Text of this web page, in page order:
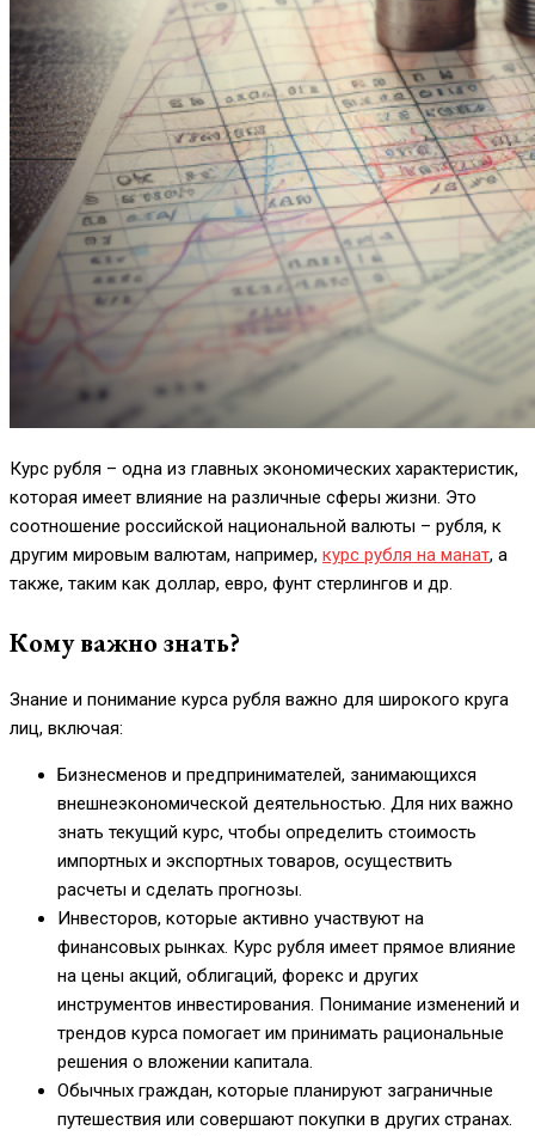
Курс рубля – одна из главных экономических характеристик,
которая имеет влияние на различные сферы жизни. Это
соотношение российской национальной валюты – рубля, к
другим мировым валютам, например, курс рубля на манат, а
также, таким как доллар, евро, фунт стерлингов и др.
Кому важно знать?
Знание и понимание курса рубля важно для широкого круга
лиц, включая:
Бизнесменов и предпринимателей, занимающихся
внешнеэкономической деятельностью. Для них важно
знать текущий курс, чтобы определить стоимость
импортных и экспортных товаров, осуществить
расчеты и сделать прогнозы.
Инвесторов, которые активно участвуют на
финансовых рынках. Курс рубля имеет прямое влияние
на цены акций, облигаций, форекс и других
инструментов инвестирования. Понимание изменений и
трендов курса помогает им принимать рациональные
решения о вложении капитала.
Обычных граждан, которые планируют заграничные
путешествия или совершают покупки в других странах.